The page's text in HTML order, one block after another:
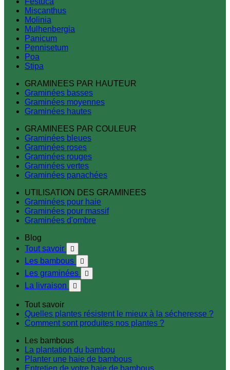
Miscanthus
Molinia
Mulhenbergia
Panicum
Pennisetum
Poa
Stipa
GRAMINEES PAR HAUTEUR
Graminées basses
Graminées moyennes
Graminées hautes
GRAMINEES PAR COULEUR
Graminées bleues
Graminées roses
Graminées rouges
Graminées vertes
Graminées panachées
UTILISATION DES GRAMINEES
Graminées pour haie
Graminées pour massif
Graminées d'ombre
Blog
Tout savoir

Les bambous 
Les graminées 
La livraison 
Tout savoir
Quelles plantes résistent le mieux à la sécheresse ?
Comment sont produites nos plantes ?
Les bambous
La plantation du bambou
Planter une haie de bambous
Entretien de votre haie de bambous